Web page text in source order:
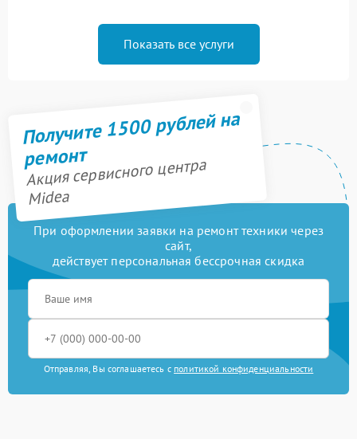
Показать все услуги
Получите 1500 рублей на
ремонт
Акция сервисного центра
Midea
При оформлении заявки на ремонт техники через
сайт,
действует персональная бессрочная скидка
Отправляя, Вы соглашаетесь с политикой конфиденциальности